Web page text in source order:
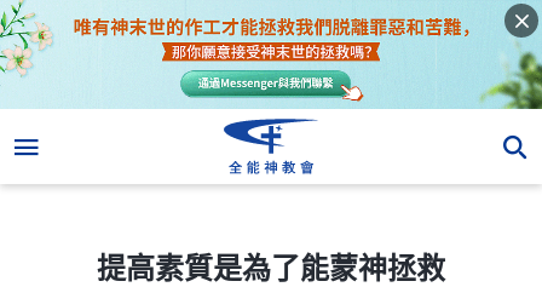
提高素質是為了能蒙神拯救